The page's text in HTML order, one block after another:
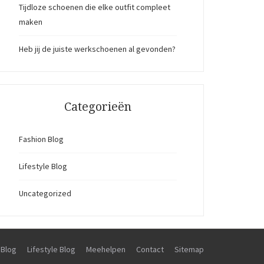
Tijdloze schoenen die elke outfit compleet
maken
Heb jij de juiste werkschoenen al gevonden?
Categorieën
Fashion Blog
Lifestyle Blog
Uncategorized
Lifestyle Blog Meehelpen Contact Sitemap